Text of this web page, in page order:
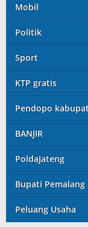
Mobil
Politik
Sport
KTP gratis
Pendopo
BANJIR
PoldaJateng
Bupati Pemalang
Peluang Usaha